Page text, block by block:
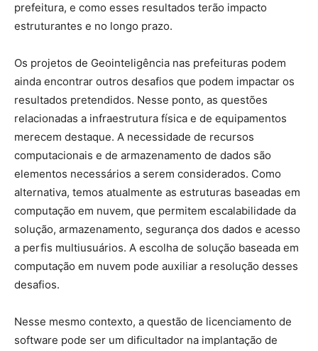
prefeitura, e como esses resultados terão impacto
estruturantes e no longo prazo.
Os projetos de Geointeligência nas prefeituras podem
ainda encontrar outros desafios que podem impactar os
resultados pretendidos. Nesse ponto, as questões
relacionadas a infraestrutura física e de equipamentos
merecem destaque. A necessidade de recursos
computacionais e de armazenamento de dados são
elementos necessários a serem considerados. Como
alternativa, temos atualmente as estruturas baseadas em
computação em nuvem, que permitem escalabilidade da
solução, armazenamento, segurança dos dados e acesso
a perfis multiusuários. A escolha de solução baseada em
computação em nuvem pode auxiliar a resolução desses
desafios.
Nesse mesmo contexto, a questão de licenciamento de
software pode ser um dificultador na implantação de